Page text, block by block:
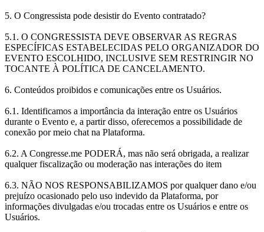
5. O Congressista pode desistir do Evento contratado?
5.1. O CONGRESSISTA DEVE OBSERVAR AS REGRAS
ESPECÍFICAS ESTABELECIDAS PELO ORGANIZADOR DO
EVENTO ESCOLHIDO, INCLUSIVE SEM RESTRINGIR NO
TOCANTE À POLÍTICA DE CANCELAMENTO.
6. Conteúdos proibidos e comunicações entre os Usuários.
6.1. Identificamos a importância da interação entre os Usuários
durante o Evento e, a partir disso, oferecemos a possibilidade de
conexão por meio chat na Plataforma.
6.2. A Congresse.me PODERÁ, mas não será obrigada, a realizar
qualquer fiscalização ou moderação nas interações do item
6.3. NÃO NOS RESPONSABILIZAMOS por qualquer dano e/ou
prejuízo ocasionado pelo uso indevido da Plataforma, por
informações divulgadas e/ou trocadas entre os Usuários e entre os
Usuários.